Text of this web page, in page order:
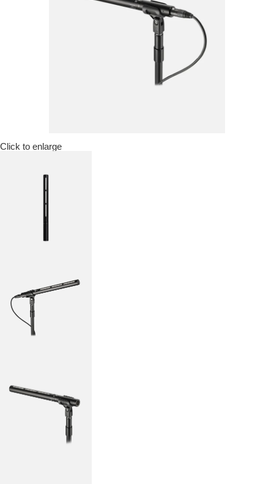
Click to enlarge